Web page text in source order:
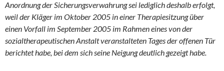
Anordnung der Sicherungsverwahrung sei lediglich deshalb erfolgt,
weil der Kläger im Oktober 2005 in einer Therapiesitzung über
einen Vorfall im September 2005 im Rahmen eines von der
sozialtherapeutischen Anstalt veranstalteten Tages der offenen Tür
berichtet habe, bei dem sich seine Neigung deutlich gezeigt habe.